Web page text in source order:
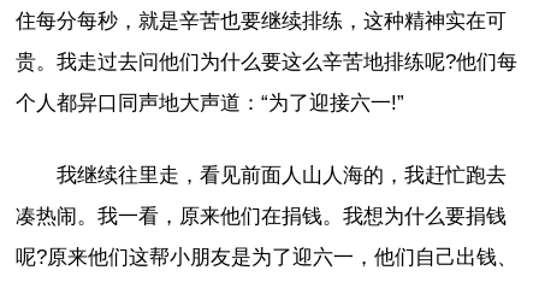
住每分每秒，就是辛苦也要继续排练，这种精神实在可
贵。我走过去问他们为什么要这么辛苦地排练呢?他们每
个人都异口同声地大声道：“为了迎接六一!”
我继续往里走，看见前面人山人海的，我赶忙跑去
凑热闹。我一看，原来他们在捐钱。我想为什么要捐钱
呢?原来他们这帮小朋友是为了迎六一，他们自己出钱、